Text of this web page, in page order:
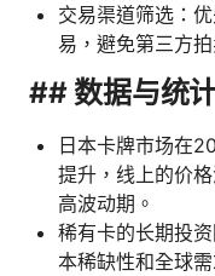
交易渠道筛选：
易，避免第三方
## 数据与统
日本卡牌市场在
提升，线上的价
高波动期。
稀有卡的长期投
本稀缺性和全球